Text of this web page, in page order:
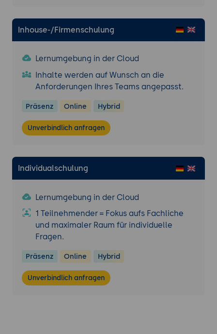
Inhouse-/Firmenschulung
Lernumgebung in der Cloud
Inhalte werden auf Wunsch an die
Anforderungen Ihres Teams angepasst.
Präsenz Online Hybrid
Unverbindlich anfragen
Individualschulung
Lernumgebung in der Cloud
1 Teilnehmender = Fokus aufs Fachliche
und maximaler Raum für individuelle
Fragen.
Präsenz Online Hybrid
Unverbindlich anfragen